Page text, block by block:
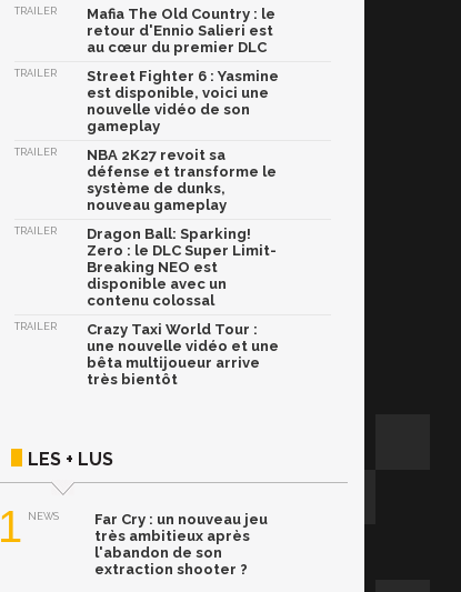
TRAILER
Mafia The Old Country : le
retour d'Ennio Salieri est
au cœur du premier DLC
TRAILER
Street Fighter 6 : Yasmine
est disponible, voici une
nouvelle vidéo de son
gameplay
TRAILER
NBA 2K27 revoit sa
défense et transforme le
système de dunks,
nouveau gameplay
TRAILER
Dragon Ball: Sparking!
Zero : le DLC Super Limit-
Breaking NEO est
disponible avec un
contenu colossal
TRAILER
Crazy Taxi World Tour :
une nouvelle vidéo et une
bêta multijoueur arrive
très bientôt
LES + LUS
1 NEWS
Far Cry : un nouveau jeu
très ambitieux après
l'abandon de son
extraction shooter ?